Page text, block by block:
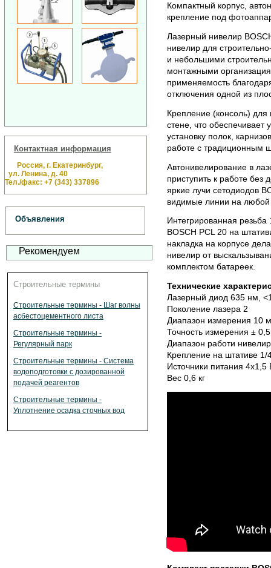
Контактная информация
Россия, г. Екатеринбург,
ул. Ленина, д. 40
Тел./факс: +7 (343) 337896
Объявления
Рекомендуем
Строительные термины
Строительные термины - Шаг волны
асбестоцементного листа
Строительные термины -
Регулярный парк
Строительные термины - Система
водоподготовки с дозированной
подачей реагентов
Строительные термины -
Уплотнение осадка сточных вод
Компактный корпус,
крепление под
Лазерный нивелир
нивелир для
и небольшими
монтажными
применяемость
отключения одной из
Крепление (консоль)
стене, что обеспечивает
установку полок,
работе с традиционным
Автонивелирование в
приступить к работе без
яркие лучи сетодиодов
видимые линии на любой
Интегрированная резьба
BOSCH PCL 20 на
накладка на корпусе
нивелир от
комплектом батареек.
Технические
Лазерный диод 635 нм,
Поколение лазера 2
Диапазон измерения 10 м
Точность измерения ±
Диапазон работи
Крепление на штативе 1/
Источники питания 4x1,5
Вес 0,6 кг